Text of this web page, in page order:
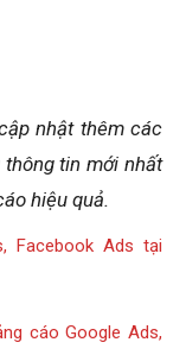
nhật thêm các
tin mới nhất
hiệu quả.
Facebook Ads tại
cáo Google Ads,